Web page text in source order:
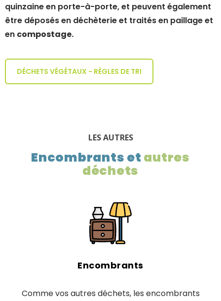
quinzaine en porte-à-porte, et peuvent également
être déposés en déchèterie et traités en paillage et
en compostage.
DÉCHETS VÉGÉTAUX - RÈGLES DE TRI
LES AUTRES
Encombrants et autres
déchets
Encombrants
Comme vos autres déchets, les encombrants